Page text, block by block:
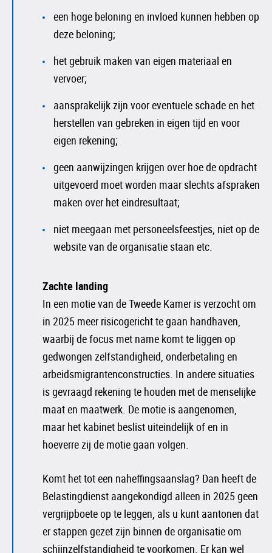
een hoge beloning en invloed kunnen hebben op
deze beloning;
het gebruik maken van eigen materiaal en
vervoer;
aansprakelijk zijn voor eventuele schade en het
herstellen van gebreken in eigen tijd en voor
eigen rekening;
geen aanwijzingen krijgen over hoe de opdracht
uitgevoerd moet worden maar slechts afspraken
maken over het eindresultaat;
niet meegaan met personeelsfeestjes, niet op de
website van de organisatie staan etc.
Zachte landing
In een motie van de Tweede Kamer is verzocht om
in 2025 meer risicogericht te gaan handhaven,
waarbij de focus met name komt te liggen op
gedwongen zelfstandigheid, onderbetaling en
arbeidsmigrantenconstructies. In andere situaties
is gevraagd rekening te houden met de menselijke
maat en maatwerk. De motie is aangenomen,
maar het kabinet beslist uiteindelijk of en in
hoeverre zij de motie gaan volgen.
Komt het tot een naheffingsaanslag? Dan heeft de
Belastingdienst aangekondigd alleen in 2025 geen
vergrijpboete op te leggen, als u kunt aantonen dat
er stappen gezet zijn binnen de organisatie om
schijnzelfstandigheid te voorkomen. Er kan wel